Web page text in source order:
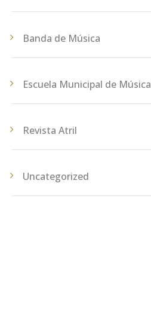
Banda de Música
Escuela Municipal de Música
Revista Atril
Uncategorized